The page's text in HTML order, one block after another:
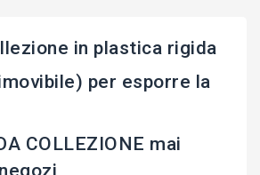
in plastica rigida
per esporre la
COLLEZIONE mai